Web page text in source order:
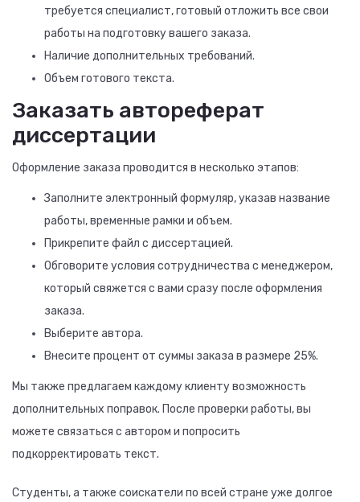
требуется специалист, готовый отложить все свои
работы на подготовку вашего заказа.
Наличие дополнительных требований.
Объем готового текста.
Заказать автореферат
диссертации
Оформление заказа проводится в несколько этапов:
Заполните электронный формуляр, указав название
работы, временные рамки и объем.
Прикрепите файл с диссертацией.
Обговорите условия сотрудничества с менеджером,
который свяжется с вами сразу после оформления
заказа.
Выберите автора.
Внесите процент от суммы заказа в размере 25%.
Мы также предлагаем каждому клиенту возможность
дополнительных поправок. После проверки работы, вы
можете связаться с автором и попросить
подкорректировать текст.
Студенты, а также соискатели по всей стране уже долгое